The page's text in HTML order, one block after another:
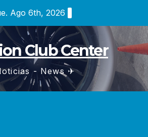
Ago 6th, 2026
Club Center
- News ✈